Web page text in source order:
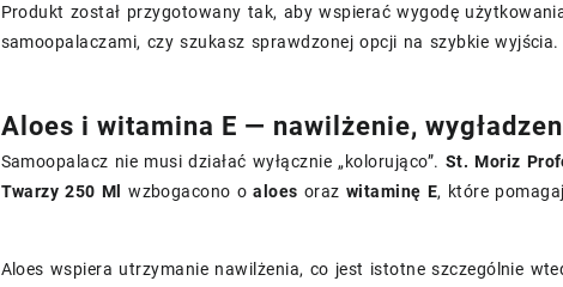
Produkt został przygotowany tak, aby wspierać wygodę
samoopalaczami, czy szukasz sprawdzonej opcji na szybkie wyjścia.
Aloes i witamina E — nawilżenie,
Samoopalacz nie musi działać wyłącznie „kolorująco”. St. Moriz
Twarzy 250 Ml
wzbogacono oaloes oraz witaminę E, które
Aloes wspiera utrzymanie nawilżenia, co jest istotne szczególnie